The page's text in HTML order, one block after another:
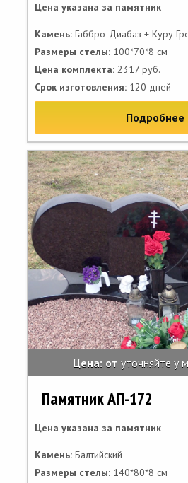
Цена указана за памятник
Камень: Габбро-Диабаз + Куру
Размеры стелы: 100*70*8 см
Цена комплекта: 2317 руб.
Срок изготовления: 120 дней
Подробнее
Цена: от уточняйте у
Памятник АП-172
Цена указана за памятник
Камень: Балтийский
Размеры стелы: 140*80*8 см